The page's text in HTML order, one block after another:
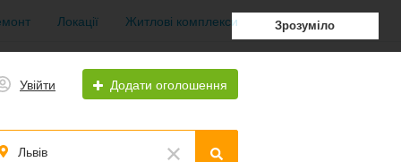
Зрозуміло
Локації Житлові комплекси
Увійти Додати оголошення
Львів